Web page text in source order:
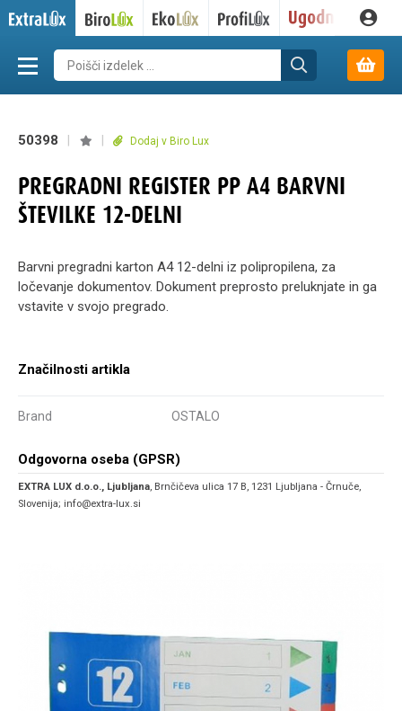
50398 Dodaj v Biro Lux
PREGRADNI REGISTER PP A4 BARVNI
ŠTEVILKE 12-DELNI
Barvni pregradni karton A4 12-delni iz polipropilena, za
ločevanje dokumentov. Dokument preprosto preluknjate in ga
vstavite v svojo pregrado.
Značilnosti artikla
Brand OSTALO
Odgovorna oseba (GPSR)
EXTRA LUX d.o.o., Ljubljana, Brnčičeva ulica 17 B, 1231 Ljubljana - Črnuče,
Slovenija; info@extra-lux.si